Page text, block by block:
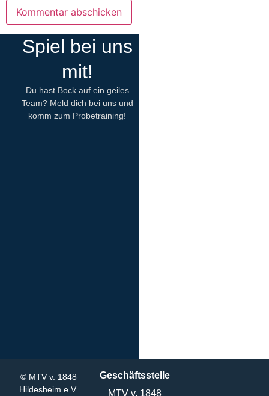
Spiel bei uns
mit!
Du hast Bock auf ein geiles
Team? Meld dich bei uns und
komm zum Probetraining!
© MTV v. 1848
Hildesheim e.V.
Geschäftsstelle
MTV v. 1848